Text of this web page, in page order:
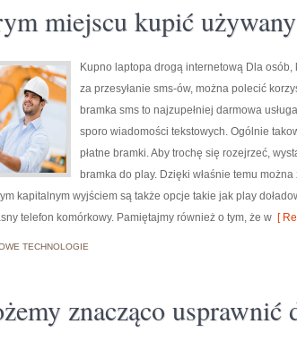
miejscu kupić
Kupno laptopa drogą internetową Dla osób,
za przesyłanie sms-ów, można polecić
bramka sms to najzupełniej darmowa
sporo wiadomości tekstowych. Ogólnie
płatne bramki. Aby trochę się rozejrzeć,
bramka do play. Dzięki właśnie temu
kapitalnym wyjściem są także opcje takie jak play
telefon komórkowy. Pamiętajmy również o tym, że w [
TECHNOLOGIE
znacząco usprawnić